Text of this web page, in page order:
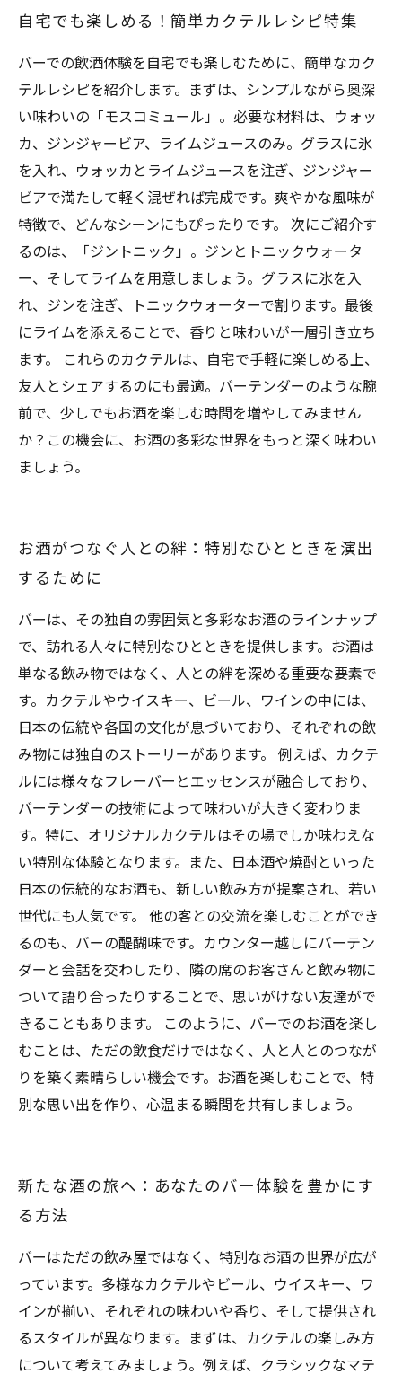
自宅でも楽しめる！簡単カクテルレシピ特集
バーでの飲酒体験を自宅でも楽しむために、簡単なカク
テルレシピを紹介します。まずは、シンプルながら奥深
い味わいの「モスコミュール」。必要な材料は、ウォッ
カ、ジンジャービア、ライムジュースのみ。グラスに氷
を入れ、ウォッカとライムジュースを注ぎ、ジンジャー
ビアで満たして軽く混ぜれば完成です。爽やかな風味が
特徴で、どんなシーンにもぴったりです。 次にご紹介す
るのは、「ジントニック」。ジンとトニックウォータ
ー、そしてライムを用意しましょう。グラスに氷を入
れ、ジンを注ぎ、トニックウォーターで割ります。最後
にライムを添えることで、香りと味わいが一層引き立ち
ます。 これらのカクテルは、自宅で手軽に楽しめる上、
友人とシェアするのにも最適。バーテンダーのような腕
前で、少しでもお酒を楽しむ時間を増やしてみません
か？この機会に、お酒の多彩な世界をもっと深く味わい
ましょう。
お酒がつなぐ人との絆：特別なひとときを演出
するために
バーは、その独自の雰囲気と多彩なお酒のラインナップ
で、訪れる人々に特別なひとときを提供します。お酒は
単なる飲み物ではなく、人との絆を深める重要な要素で
す。カクテルやウイスキー、ビール、ワインの中には、
日本の伝統や各国の文化が息づいており、それぞれの飲
み物には独自のストーリーがあります。 例えば、カクテ
ルには様々なフレーバーとエッセンスが融合しており、
バーテンダーの技術によって味わいが大きく変わりま
す。特に、オリジナルカクテルはその場でしか味わえな
い特別な体験となります。また、日本酒や焼酎といった
日本の伝統的なお酒も、新しい飲み方が提案され、若い
世代にも人気です。 他の客との交流を楽しむことができ
るのも、バーの醍醐味です。カウンター越しにバーテン
ダーと会話を交わしたり、隣の席のお客さんと飲み物に
ついて語り合ったりすることで、思いがけない友達がで
きることもあります。 このように、バーでのお酒を楽し
むことは、ただの飲食だけではなく、人と人とのつなが
りを築く素晴らしい機会です。お酒を楽しむことで、特
別な思い出を作り、心温まる瞬間を共有しましょう。
新たな酒の旅へ：あなたのバー体験を豊かにす
る方法
バーはただの飲み屋ではなく、特別なお酒の世界が広が
っています。多様なカクテルやビール、ウイスキー、ワ
インが揃い、それぞれの味わいや香り、そして提供され
るスタイルが異なります。まずは、カクテルの楽しみ方
について考えてみましょう。例えば、クラシックなマテ